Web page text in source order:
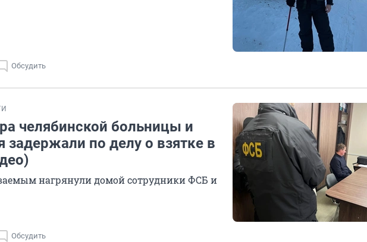
Обсудить
челябинской больницы и
задержали по делу о взятке в
нагрянули домой сотрудники ФСБ и
Обсудить